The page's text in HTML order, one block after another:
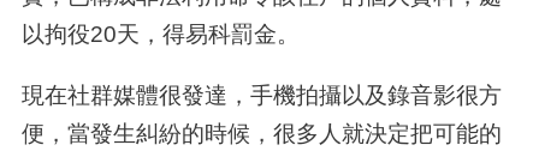
以拘役20天，得易科罰金。
現在社群媒體很發達，手機拍攝以及錄音影很方
便，當發生糾紛的時候，很多人就決定把可能的